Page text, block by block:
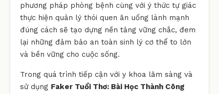
phương pháp phòng bệnh cùng với ý thức tự giác
thực hiện quản lý thói quen ăn uống lành mạnh
đúng cách sẽ tạo dựng nền tảng vững chắc, đem
lại những đảm bảo an toàn sinh lý cơ thể to lớn
và bền vững cho cuộc sống.
Trong quá trình tiếp cận với y khoa lâm sàng và
sử dụng Faker Tuổi Thơ: Bài Học Thành Công